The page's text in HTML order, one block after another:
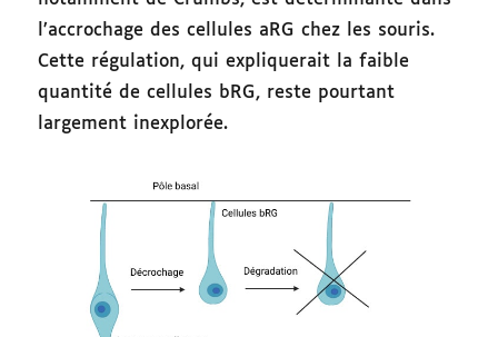
l’accrochage des cellules aRG chez les souris.
Cette régulation, qui expliquerait la faible
quantité de cellules bRG, reste pourtant
largement inexplorée.